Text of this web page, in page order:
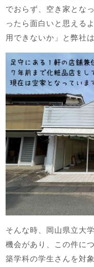
でおらず、空き家とな
ったら面白いと思える
用できないか」と弊社
そんな時、岡山県立大
機会があり、この件に
築学科の学生さんを対